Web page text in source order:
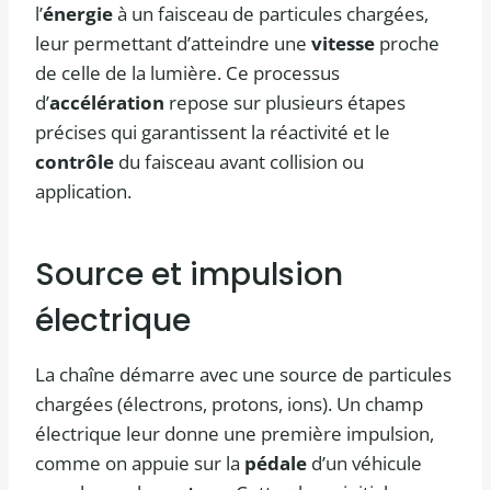
l’énergieà un faisceau de particules chargées,
leur permettant d’atteindre une vitesse proche
de celle de la lumière. Ce processus
d’accélération repose sur plusieurs étapes
précises qui garantissent la réactivité et le
contrôle du faisceau avant collision ou
application.
Source et impulsion
électrique
La chaîne démarre avec une source de particules
chargées (électrons, protons, ions). Un champ
électrique leur donne une première impulsion,
comme on appuie sur la pédale d’un véhicule